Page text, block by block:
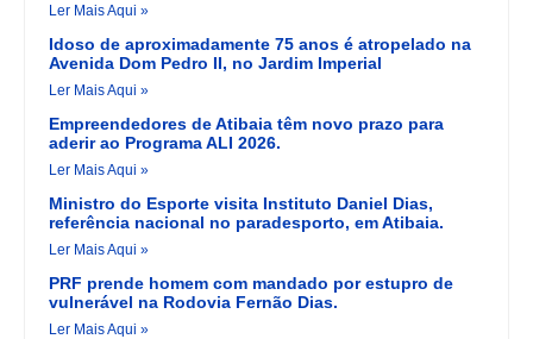
Ler Mais Aqui »
Idoso de aproximadamente 75 anos é atropelado na
Avenida Dom Pedro II, no Jardim Imperial
Ler Mais Aqui »
Empreendedores de Atibaia têm novo prazo para
aderir ao Programa ALI 2026.
Ler Mais Aqui »
Ministro do Esporte visita Instituto Daniel Dias,
referência nacional no paradesporto, em Atibaia.
Ler Mais Aqui »
PRF prende homem com mandado por estupro de
vulnerável na Rodovia Fernão Dias.
Ler Mais Aqui »